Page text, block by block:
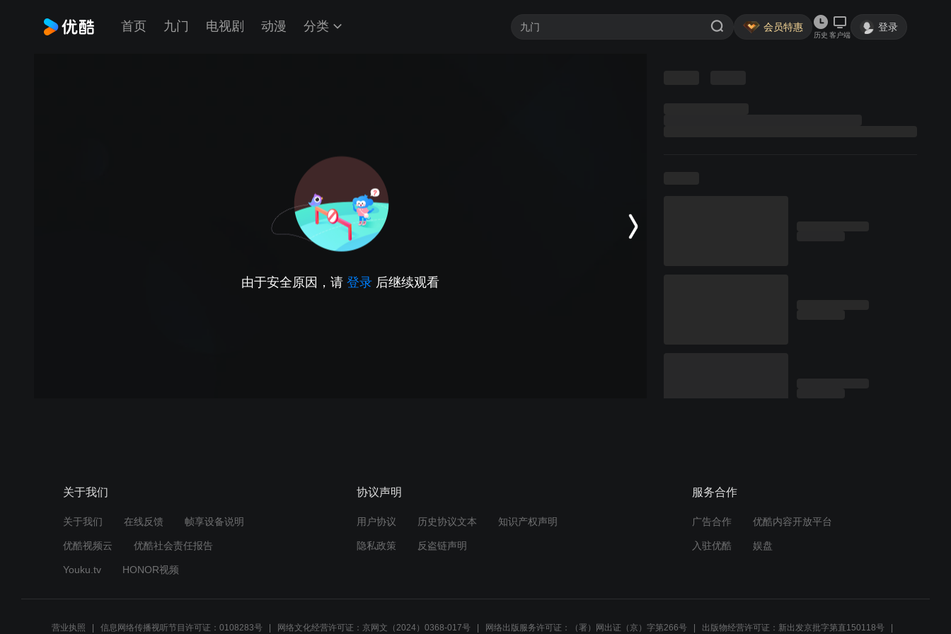
首页 九门 电视剧 动漫 分类 会员特惠
历史 客户端
登录
由于安全原因，请 登录 后继续观看
关于我们
关于我们 在线反馈 帧享设备说明
优酷视频云 优酷社会责任报告
Youku.tv HONOR视频
协议声明
用户协议 历史协议文本 知识产权声明
隐私政策 反盗链声明
服务合作
广告合作 优酷内容开放平台
入驻优酷 娱盘
营业执照 信息网络传播视听节目许可证：0108283号 网络文化经营许可证：京网文（2024）0368-017号 网络出版服务许可证：（署）网出证（京）字第266号 出版物经营许可证：新出发京批字第直150118号